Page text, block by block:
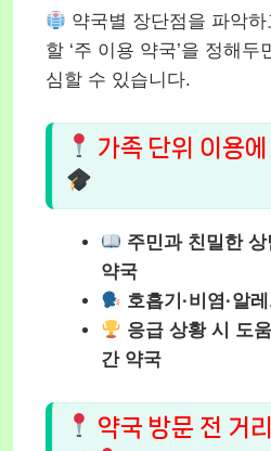
약국별 장단점을 파악
할 ‘주 이용 약국’을 정해
심할 수 있습니다.
가족 단위 이용
주민과 친밀한
약국
호흡기·비염·알
응급 상황 시 도
간 약국
약국 방문 전 거